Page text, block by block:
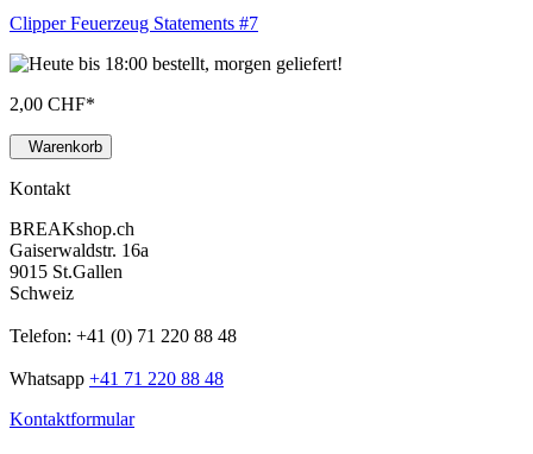
Clipper Feuerzeug Statements #7
2,00 CHF*
Warenkorb
Kontakt
BREAKshop.ch
Gaiserwaldstr. 16a
9015 St.Gallen
Schweiz
Telefon: +41 (0) 71 220 88 48
Whatsapp +41 71 220 88 48
Kontaktformular